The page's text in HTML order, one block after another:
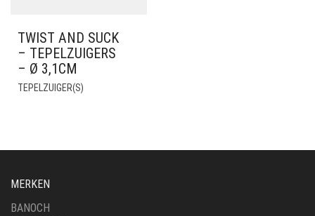
TWIST AND SUCK
– TEPELZUIGERS
– Ø 3,1CM
TEPELZUIGER(S)
MERKEN
BANOCH